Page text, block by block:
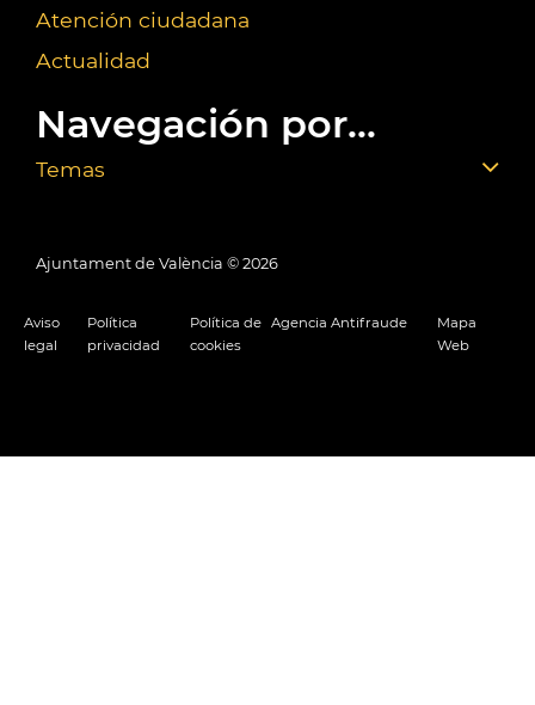
Atención ciudadana
Actualidad
Navegación por...
Temas
Ajuntament de València © 2026
Aviso
legal
Política
privacidad
Política de
cookies
Agencia Antifraude
Mapa
Web